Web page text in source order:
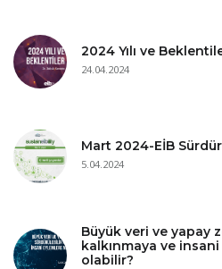
2024 Yılı ve
24.04.2024
Mart 2024-EİB
5.04.2024
Büyük veri ve yapay
kalkınmaya ve insani
olabilir?